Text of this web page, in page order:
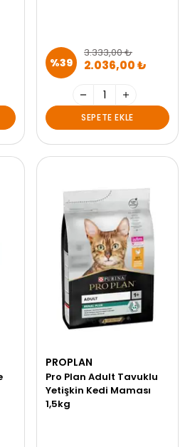
%39
3.333,00 ₺
2.036,00 ₺
SEPETE EKLE
PROPLAN
Pro Plan Adult Tavuklu
Yetişkin Kedi Maması
1,5kg